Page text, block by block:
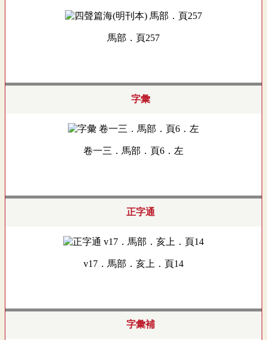
馬部．頁257
字彙
卷一三．馬部．頁6．左
正字通
v17．馬部．亥上．頁14
字彙補